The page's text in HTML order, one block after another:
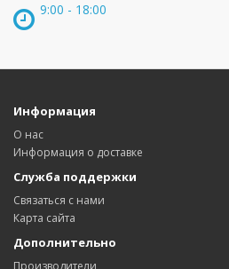
9:00 - 18:00
Информация
О нас
Информация о доставке
Служба поддержки
Связаться с нами
Карта сайта
Дополнительно
Производители